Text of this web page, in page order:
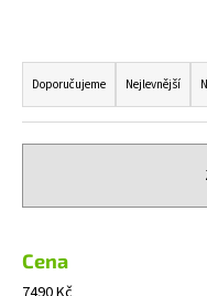
Ř
a
z
e
í
r
o
Doporučujeme Nejlevnější
Cena
HLEDAT
D
p
r
u